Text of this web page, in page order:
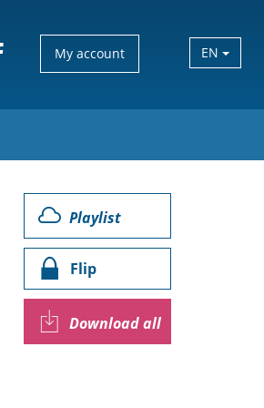
My account EN
Playlist
Flip
Download all